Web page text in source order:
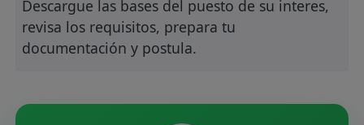
Descargue las bases del puesto de su interes,
revisa los requisitos, prepara tu
documentación y postula.